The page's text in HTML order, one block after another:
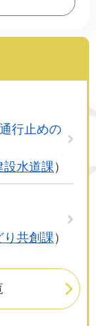
行止めの
設水道課
り共創課